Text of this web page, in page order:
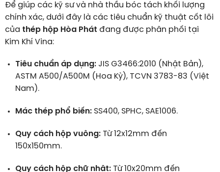
Để giúp các kỹ sư và nhà thầu bóc tách khối lượng
chính xác, dưới đây là các tiêu chuẩn kỹ thuật cốt lõi
của thép hộp Hòa Phát đang được phân phối tại
Kim Khí Vina:
Tiêu chuẩn áp dụng:JIS G3466:2010 (Nhật Bản),
ASTM A500/A500M (Hoa Kỳ), TCVN 3783-83 (Việt
Nam).
Mác thép phổ biến:SS400, SPHC, SAE1006.
Quy cách hộp vuông:Từ 12x12mm đến
150x150mm.
Quy cách hộp chữ nhật:Từ 10x20mm đến